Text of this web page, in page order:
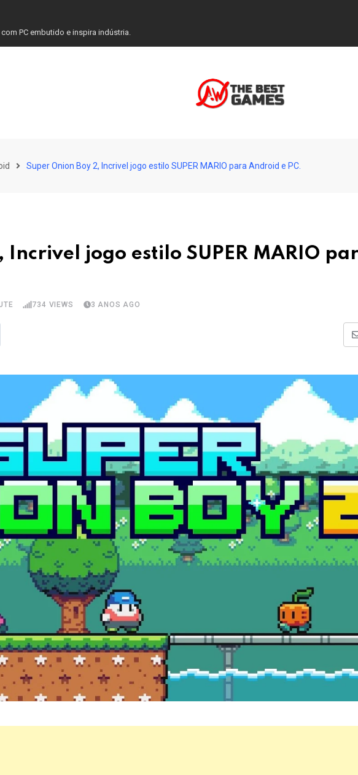
PC embutido e inspira indústria.
Super Onion Boy 2, Incrivel jogo estilo SUPER MARIO para Android e PC.
Incrivel jogo estilo SUPER MARIO
734 VIEWS 3 ANOS AGO